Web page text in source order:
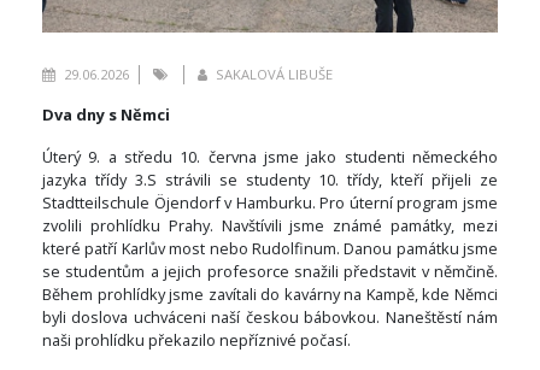
29.06.2026 SAKALOVÁ LIBUŠE
Dva dny s Němci
Úterý 9. a středu 10. června jsme jako studenti německého
jazyka třídy 3.S strávili se studenty 10. třídy, kteří přijeli ze
Stadtteilschule Öjendorf v Hamburku. Pro úterní program jsme
zvolili prohlídku Prahy. Navštívili jsme známé památky, mezi
které patří Karlův most nebo Rudolfinum. Danou památku jsme
se studentům a jejich profesorce snažili představit v němčině.
Během prohlídky jsme zavítali do kavárny na Kampě, kde Němci
byli doslova uchváceni naší českou bábovkou. Naneštěstí nám
naši prohlídku překazilo nepříznivé počasí.